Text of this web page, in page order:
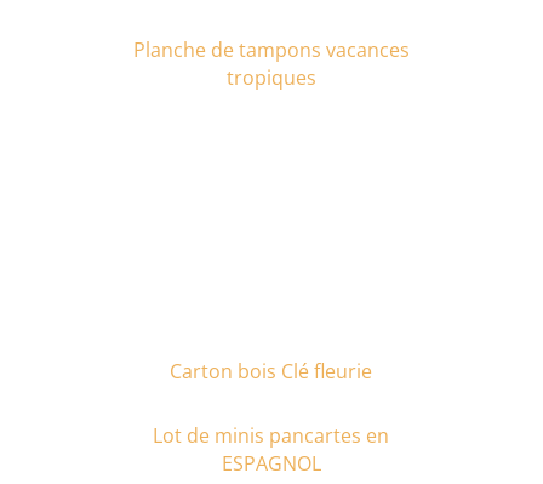
Planche de tampons vacances
tropiques
Carton bois Clé fleurie
Lot de minis pancartes en
ESPAGNOL